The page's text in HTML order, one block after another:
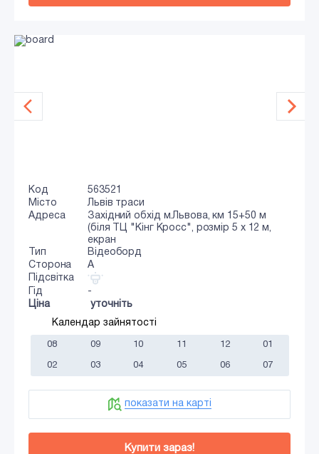
Код
563521
Місто
Львів траси
Адреса
Західний обхід м.Львова, км 15+50 м
(біля ТЦ "Кінг Кросс", розмір 5 х 12 м,
екран
Тип
Відеоборд
Сторона
A
Підсвітка
Гід
-
Ціна
уточніть
Календар зайнятості
08 09 10 11 12 01
02 03 04 05 06 07
показати на карті
Купити зараз!